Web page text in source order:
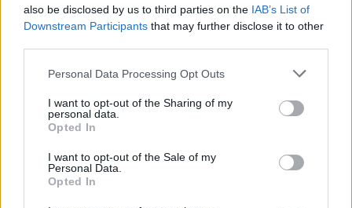
also be disclosed by us to third parties on the IAB’s List of
Downstream Participants that may further disclose it to other
Please note that this website/app uses one or more Google
not limited to your visit or usage behaviour. You may click to
grant or deny consent to Google and its third-party tags to
use your data for below specified purposes in below Google
consent section.
Personal Data Processing Opt Outs
I want to opt-out of the Sharing of my
personal data.
Opted In
I want to opt-out of the Sale of my
Personal Data.
Opted In
Διαβάστε περισσότερα